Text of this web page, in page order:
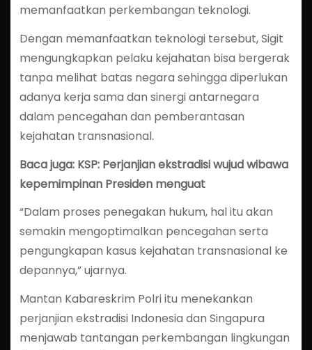
memanfaatkan perkembangan teknologi.
Dengan memanfaatkan teknologi tersebut, Sigit
mengungkapkan pelaku kejahatan bisa bergerak
tanpa melihat batas negara sehingga diperlukan
adanya kerja sama dan sinergi antarnegara
dalam pencegahan dan pemberantasan
kejahatan transnasional.
Baca juga: KSP: Perjanjian ekstradisi wujud wibawa
kepemimpinan Presiden menguat
“Dalam proses penegakan hukum, hal itu akan
semakin mengoptimalkan pencegahan serta
pengungkapan kasus kejahatan transnasional ke
depannya,” ujarnya.
Mantan Kabareskrim Polri itu menekankan
perjanjian ekstradisi Indonesia dan Singapura
menjawab tantangan perkembangan lingkungan